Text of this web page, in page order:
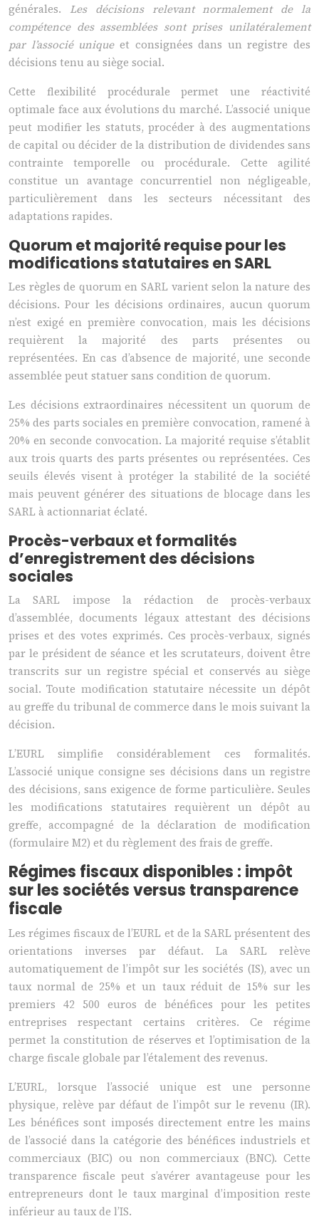
générales. Les décisions relevant normalement de la
compétence des assemblées sont prises unilatéralement
par l’associé unique et consignées dans un registre des
décisions tenu au siège social.
Cette flexibilité procédurale permet une réactivité
optimale face aux évolutions du marché. L’associé unique
peut modifier les statuts, procéder à des augmentations
de capital ou décider de la distribution de dividendes sans
contrainte temporelle ou procédurale. Cette agilité
constitue un avantage concurrentiel non négligeable,
particulièrement dans les secteurs nécessitant des
adaptations rapides.
Quorum et majorité requise pour les
modifications statutaires en SARL
Les règles de quorum en SARL varient selon la nature des
décisions. Pour les décisions ordinaires, aucun quorum
n’est exigé en première convocation, mais les décisions
requièrent la majorité des parts présentes ou
représentées. En cas d’absence de majorité, une seconde
assemblée peut statuer sans condition de quorum.
Les décisions extraordinaires nécessitent un quorum de
25% des parts sociales en première convocation, ramené à
20% en seconde convocation. La majorité requise s’établit
aux trois quarts des parts présentes ou représentées. Ces
seuils élevés visent à protéger la stabilité de la société
mais peuvent générer des situations de blocage dans les
SARL à actionnariat éclaté.
Procès-verbaux et formalités
d’enregistrement des décisions
sociales
La SARL impose la rédaction de procès-verbaux
d’assemblée, documents légaux attestant des décisions
prises et des votes exprimés. Ces procès-verbaux, signés
par le président de séance et les scrutateurs, doivent être
transcrits sur un registre spécial et conservés au siège
social. Toute modification statutaire nécessite un dépôt
au greffe du tribunal de commerce dans le mois suivant la
décision.
L’EURL simplifie considérablement ces formalités.
L’associé unique consigne ses décisions dans un registre
des décisions, sans exigence de forme particulière. Seules
les modifications statutaires requièrent un dépôt au
greffe, accompagné de la déclaration de modification
(formulaire M2) et du règlement des frais de greffe.
Régimes fiscaux disponibles : impôt
sur les sociétés versus transparence
fiscale
Les régimes fiscaux de l’EURL et de la SARL présentent des
orientations inverses par défaut. La SARL relève
automatiquement de l’impôt sur les sociétés (IS), avec un
taux normal de 25% et un taux réduit de 15% sur les
premiers 42 500 euros de bénéfices pour les petites
entreprises respectant certains critères. Ce régime
permet la constitution de réserves et l’optimisation de la
charge fiscale globale par l’étalement des revenus.
L’EURL, lorsque l’associé unique est une personne
physique, relève par défaut de l’impôt sur le revenu (IR).
Les bénéfices sont imposés directement entre les mains
de l’associé dans la catégorie des bénéfices industriels et
commerciaux (BIC) ou non commerciaux (BNC). Cette
transparence fiscale peut s’avérer avantageuse pour les
entrepreneurs dont le taux marginal d’imposition reste
inférieur au taux de l’IS.